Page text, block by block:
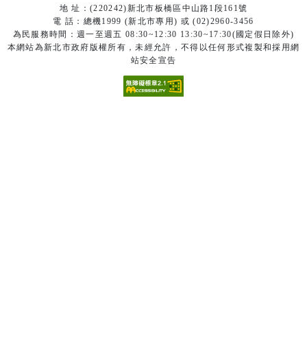
地 址：(220242)新北市板橋區中山路1段161號
電 話：總機1999 (新北市專用) 或 (02)2960-3456
為民服務時間：週一至週五 08:30~12:30 13:30~17:30(國定假日除外)
本網站為新北市政府版權所有，未經允許，不得以任何形式複製和採用網
站安全宣告